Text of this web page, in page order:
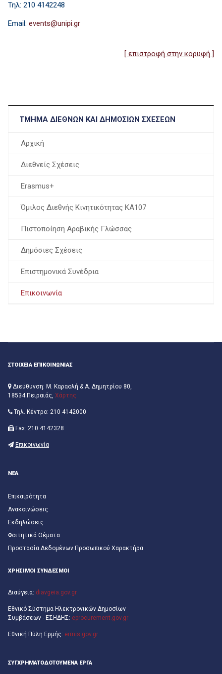
Τηλ: 210 4142248
Email:
[ επιστροφή στην κορυφή ]
ΤΜΉΜΑ ΔΙΕΘΝΏΝ ΚΑΙ ΔΗΜΟΣΊΩΝ ΣΧΈΣΕΩΝ
Αρχική
Διεθνείς Σχέσεις
Erasmus+
Όμιλος Διεθνής Κινητικότητας ΚΑ107
Πιστοποίηση Αραβικής Γλώσσας
Δημόσιες Σχέσεις
Επιστημονικά Συνέδρια
Επικοινωνία
ΣΤΟΙΧΕΙΑ ΕΠΙΚΟΙΝΩΝΙΑΣ
Διεύθυνση: Μ. Καραολή & Α. Δημητρίου 80,
18534 Πειραιάς, Χάρτης
Τηλ. Κέντρο: 210 4142000
Fax: 210 4142328
Επικοινωνία
ΝΕΑ
Επικαιρότητα
Ανακοινώσεις
Εκδηλώσεις
Φοιτητικά Θέματα
Προστασία Δεδομένων Προσωπικού Χαρακτήρα
ΧΡΗΣΙΜΟΙ ΣΥΝΔΕΣΜΟΙ
Διαύγεια: diavgeia.gov.gr
Εθνικό Σύστημα Ηλεκτρονικών Δημοσίων
Συμβάσεων - ΕΣΗΔΗΣ: eprocurement.gov.gr
Εθνική Πύλη Ερμής: ermis.gov.gr
ΣΥΓΧΡΗΜΑΤΟΔΟΤΟΎΜΕΝΑ ΈΡΓΑ